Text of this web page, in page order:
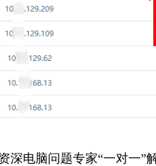
深电脑问题专家“一对一”